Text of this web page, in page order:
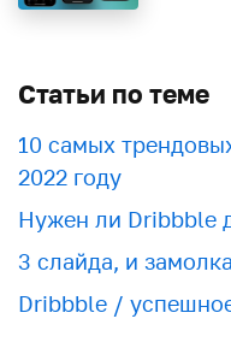
Статьи по теме
10 самых
2022 году
Нужен ли Dribbble
3 слайда, и
Dribbble /